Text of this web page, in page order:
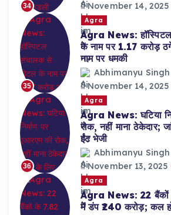
34
November 14, 2025
35
Agra
Agra News:
के नाम पर 1.17 करोड़
नाम पर धमकी
Abhimanyu Singh
November 14, 2025
36
Agra
Agra News: घटिया
रोक, नहीं माना ठेकेदार;
ईंट भेजी
Abhimanyu Singh
November 13, 2025
Agra
Agra News: 22 बैंकों
में डंप ₹240 करोड़; कल